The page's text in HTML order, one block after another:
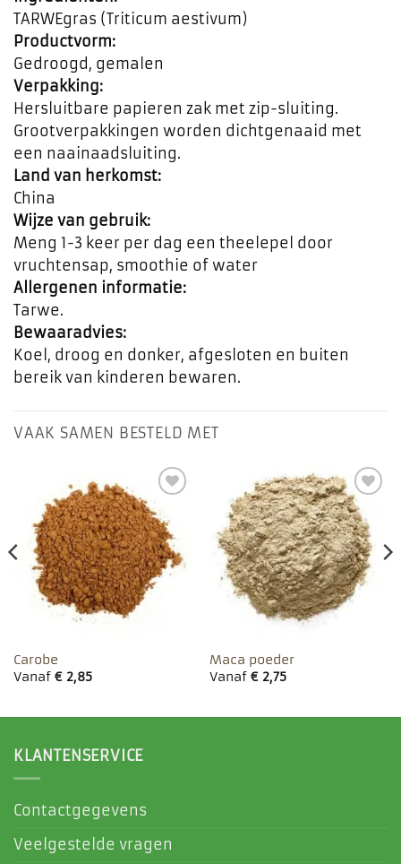
TARWEgras (Triticum aestivum)
Productvorm:
Gedroogd, gemalen
Verpakking:
Hersluitbare papieren zak met zip-sluiting.
Grootverpakkingen worden dichtgenaaid met
een naainaadsluiting.
Land van herkomst:
China
Wijze van gebruik:
Meng 1-3 keer per dag een theelepel door
vruchtensap, smoothie of water
Allergenen informatie:
Tarwe.
Bewaaradvies:
Koel, droog en donker, afgesloten en buiten
bereik van kinderen bewaren.
VAAK SAMEN BESTELD MET
Toevoegen
aan
favorieten
Carobe
Vanaf €2,85
Toevoegen
aan
favorieten
Maca poeder
Vanaf €2,75
KLANTENSERVICE
Contactgegevens
Veelgestelde vragen